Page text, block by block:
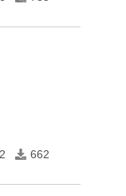
662